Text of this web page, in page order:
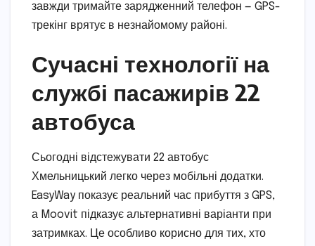
завжди тримайте зарядженний телефон — GPS-
трекінг врятує в незнайомому районі.
Сучасні технології на
службі пасажирів 22
автобуса
Сьогодні відстежувати 22 автобус
Хмельницький легко через мобільні додатки.
EasyWay показує реальний час прибуття з GPS,
а Moovit підказує альтернативні варіанти при
затримках. Це особливо корисно для тих, хто